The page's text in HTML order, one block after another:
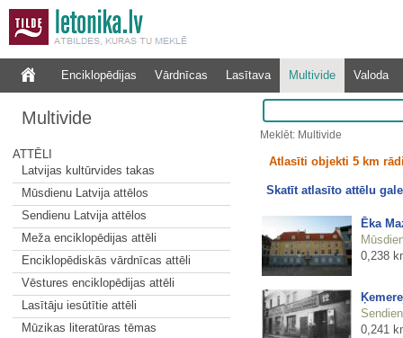
Enciklopēdijas Vārdnīcas Lasītava Multivide Valoda
Multivide
ATTĒLI
Latvijas kultūrvides takas
Mūsdienu Latvija attēlos
Sendienu Latvija attēlos
Meža enciklopēdijas attēli
Enciklopēdiskās vārdnīcas attēli
Vēstures enciklopēdijas attēli
Lasītāju iesūtītie attēli
Mūzikas literatūras tēmas
Meklēt: Multivide
Atlasīti objekti 5 km
Skatīt atlasīto attēlu
Ēka
0,238
0,241